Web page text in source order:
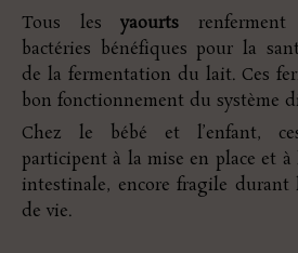
Tous lesyaourts renferment
bactéries bénéfiques pour la
de la fermentation du lait. Ces
bon fonctionnement du système
Chez le bébé et l’enfant,
participent à la mise en place et
intestinale, encore fragile durant
de vie.